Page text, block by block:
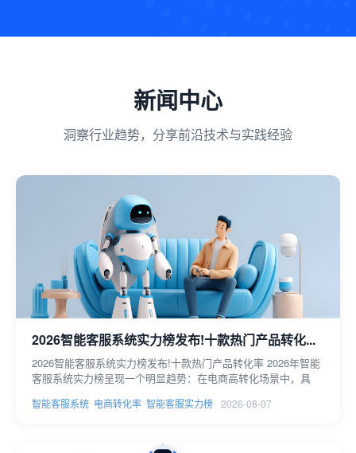
新闻中心
洞察行业趋势，分享前沿技术与实践经验
2026智能客服系统实力榜发布!十款热门产品转化...
2026智能客服系统实力榜发布!十款热门产品转化率 2026年智能
客服系统实力榜呈现一个明显趋势：在电商高转化场景中，具
智能客服系统 电商转化率 智能客服实力榜 2026-08-07